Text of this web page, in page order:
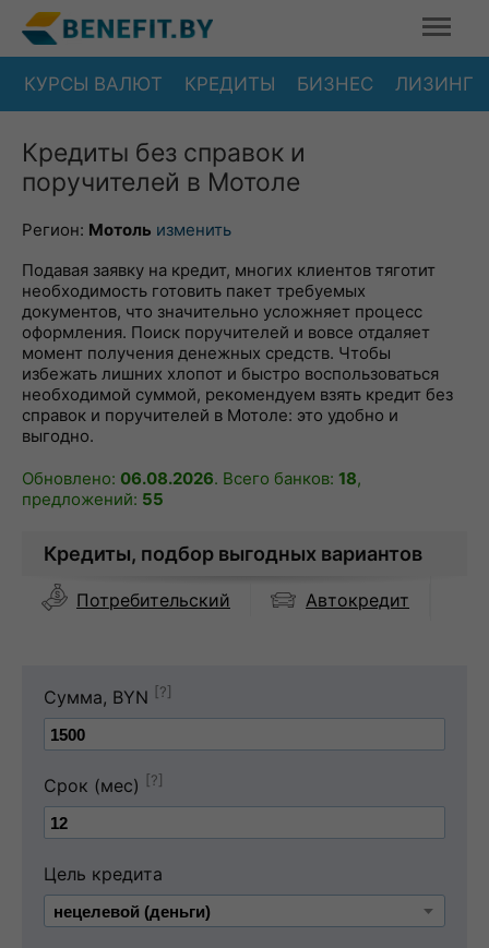
КУРСЫ ВАЛЮТ КРЕДИТЫ БИЗНЕС ЛИЗИНГ
Кредиты без справок и
поручителей в Мотоле
Регион: Мотоль изменить
Подавая заявку на кредит, многих клиентов тяготит
необходимость готовить пакет требуемых
документов, что значительно усложняет процесс
оформления. Поиск поручителей и вовсе отдаляет
момент получения денежных средств. Чтобы
избежать лишних хлопот и быстро воспользоваться
необходимой суммой, рекомендуем взять кредит без
справок и поручителей в Мотоле: это удобно и
выгодно.
Обновлено: 06.08.2026. Всего банков: 18,
предложений: 55
Кредиты, подбор выгодных вариантов
Потребительский Автокредит
Сумма, BYN [?]
Срок (мес) [?]
Цель кредита